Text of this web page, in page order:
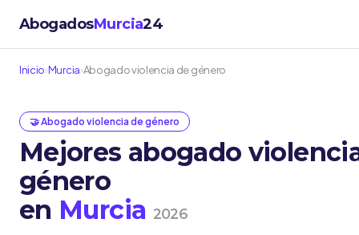
AbogadosMurcia24
Inicio›Murcia›Abogado violencia de género
🤝 Abogado violencia de género
Mejores abogado
género
en Murcia 2026